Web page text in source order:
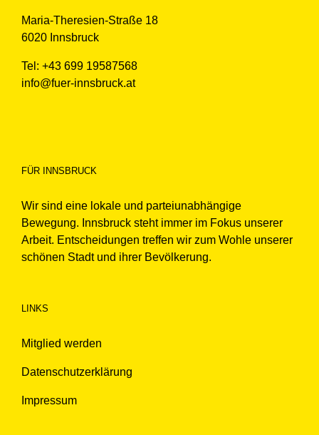
Maria-Theresien-Straße 18
6020 Innsbruck
Tel: +43 699 19587568
info@fuer-innsbruck.at
FÜR INNSBRUCK
Wir sind eine lokale und parteiunabhängige
Bewegung. Innsbruck steht immer im Fokus unserer
Arbeit. Entscheidungen treffen wir zum Wohle unserer
schönen Stadt und ihrer Bevölkerung.
LINKS
Mitglied werden
Datenschutzerklärung
Impressum